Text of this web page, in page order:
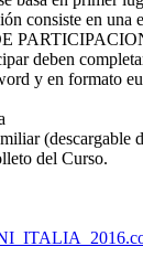
consiste en una
deben
y en formato
(descargable
del Curso.